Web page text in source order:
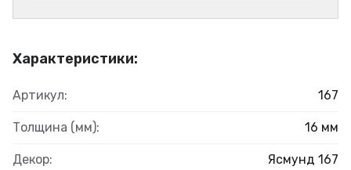
Характеристики:
Артикул: 167
Толщина (мм): 16 мм
Декор: Ясмунд 167